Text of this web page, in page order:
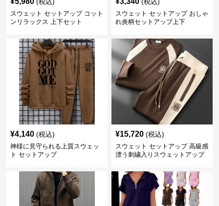
スウェット セットアップ コット
ンリラックス 上下セット
スウェット セットアップ おしゃ
れ炎柄セットアップ上下
¥4,140 (税込)
神様に見守られる上質スウェッ
ト セットアップ
¥15,720 (税込)
スウェット セットアップ 高級感
漂う刺繍入りスウェットアップ